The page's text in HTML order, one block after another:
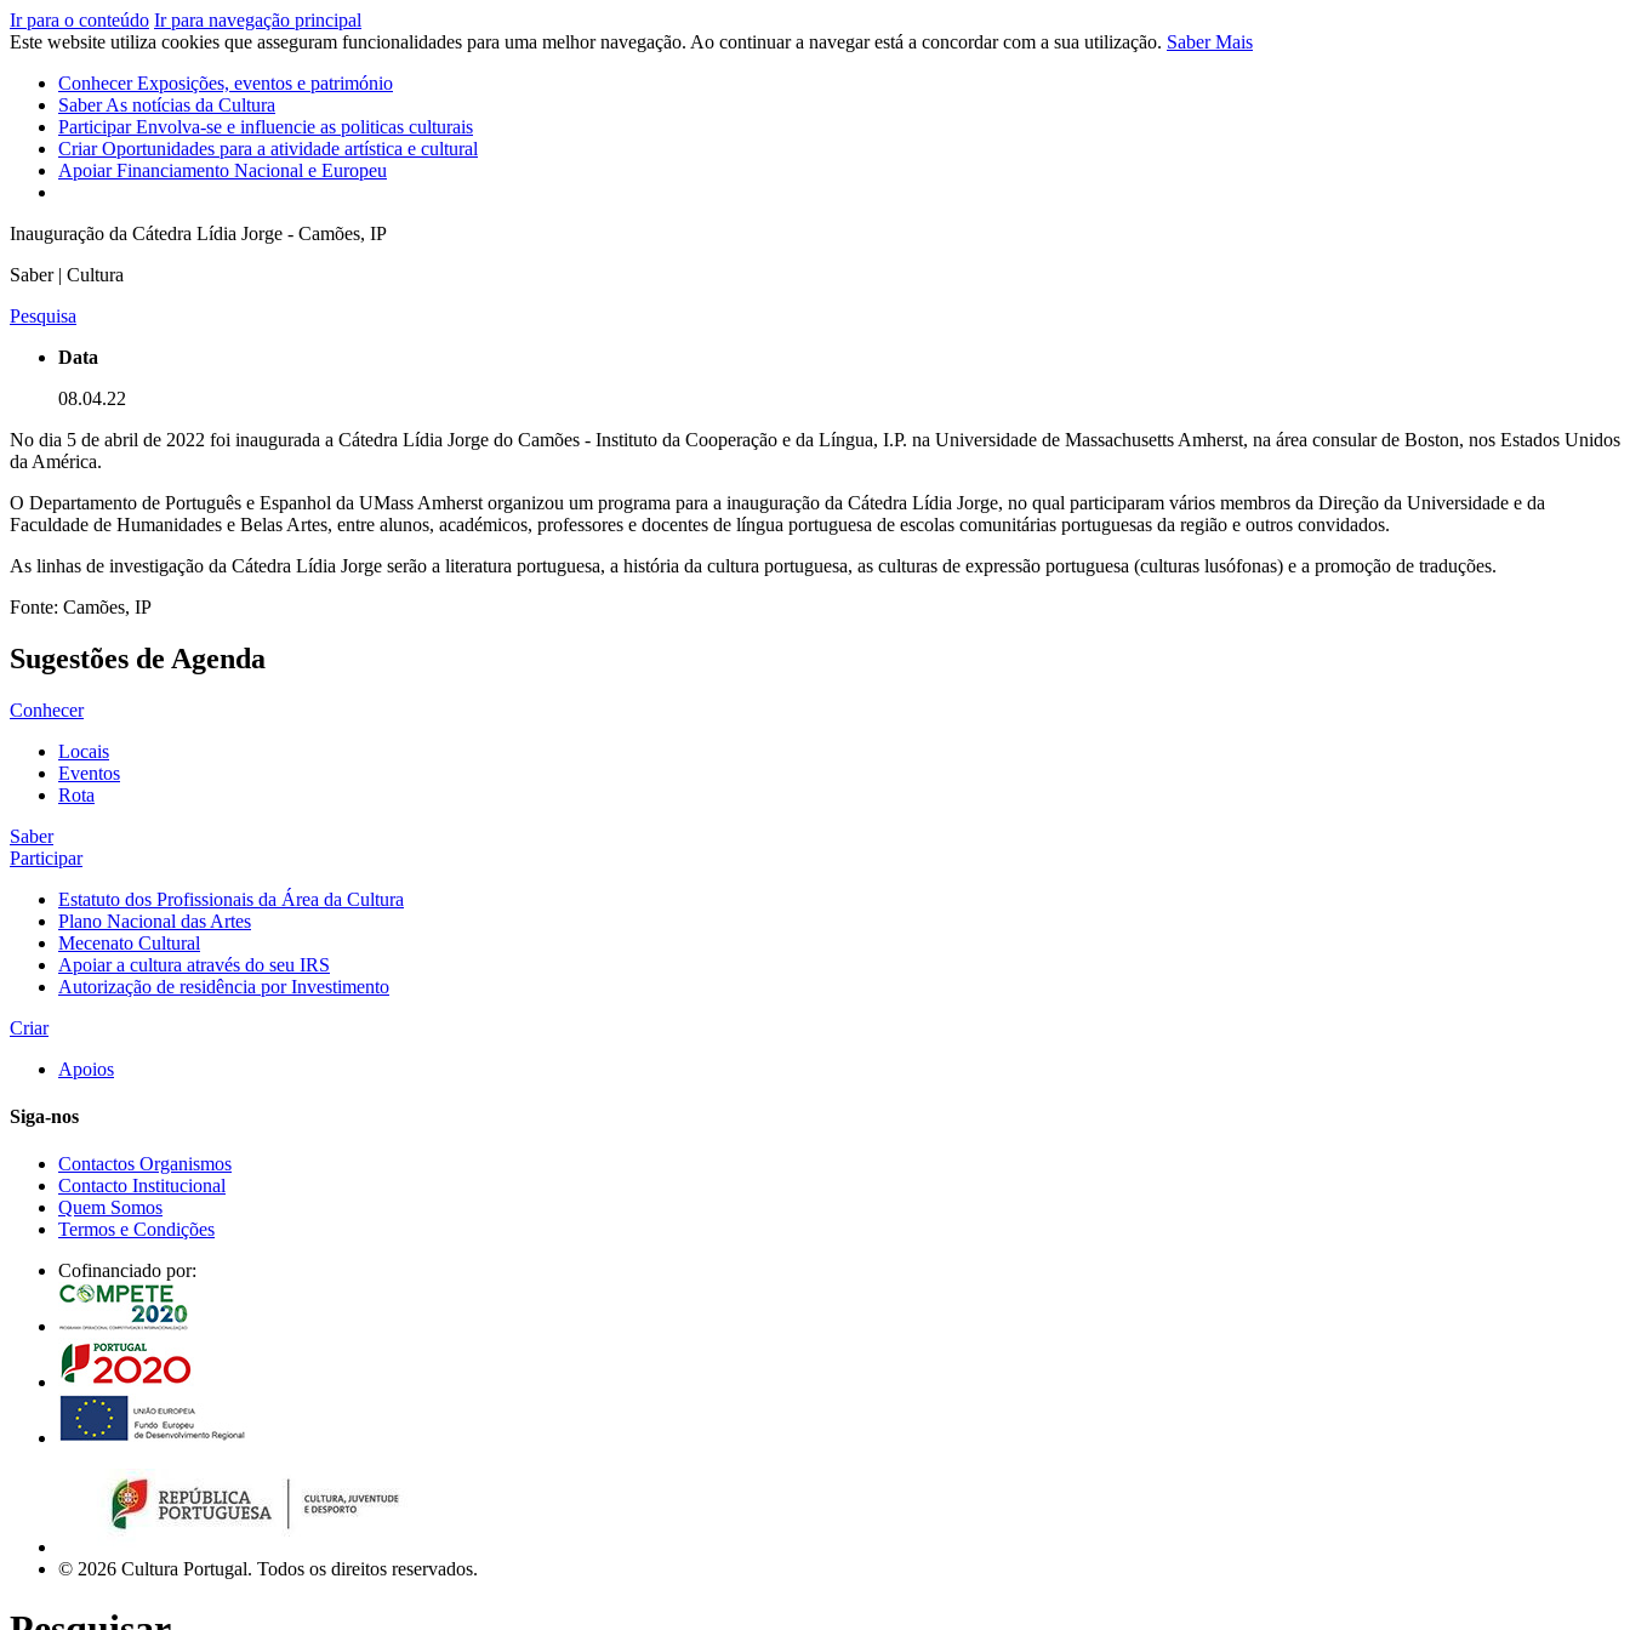
Ir para o conteúdo Ir para navegação principal
Este website utiliza cookies que asseguram funcionalidades para uma melhor navegação. Ao continuar a navegar está a concordar com a sua utilização. Saber Mais
ConhecerExposições, eventos e património
SaberAs notícias da Cultura
ParticiparEnvolva-se e influencie as politicas culturais
CriarOportunidades para a atividade artística e cultural
ApoiarFinanciamento Nacional e Europeu
Inauguração da Cátedra Lídia Jorge - Camões, IP
Saber | Cultura
Pesquisa
Data
08.04.22
No dia 5 de abril de 2022 foi inaugurada a Cátedra Lídia Jorge do Camões - Instituto da Cooperação e da Língua, I.P. na Universidade de Massachusetts Amherst, na área consular de Boston, nos Estados Unidos
da América.
O Departamento de Português e Espanhol da UMass Amherst organizou um programa para a inauguração da Cátedra Lídia Jorge, no qual participaram vários membros da Direção da Universidade e da
Faculdade de Humanidades e Belas Artes, entre alunos, académicos, professores e docentes de língua portuguesa de escolas comunitárias portuguesas da região e outros convidados.
As linhas de investigação da Cátedra Lídia Jorge serão a literatura portuguesa, a história da cultura portuguesa, as culturas de expressão portuguesa (culturas lusófonas) e a promoção de traduções.
Fonte: Camões, IP
Sugestões de Agenda
Conhecer
Locais
Eventos
Rota
Saber
Participar
Estatuto dos Profissionais da Área da Cultura
Plano Nacional das Artes
Mecenato Cultural
Apoiar a cultura através do seu IRS
Autorização de residência por Investimento
Criar
Apoios
Siga-nos
Contactos Organismos
Contacto Institucional
Quem Somos
Termos e Condições
Cofinanciado por:
© 2026 Cultura Portugal. Todos os direitos reservados.